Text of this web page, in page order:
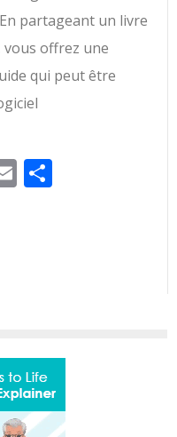
partageant un livre
vous offrez une
qui peut être
Email